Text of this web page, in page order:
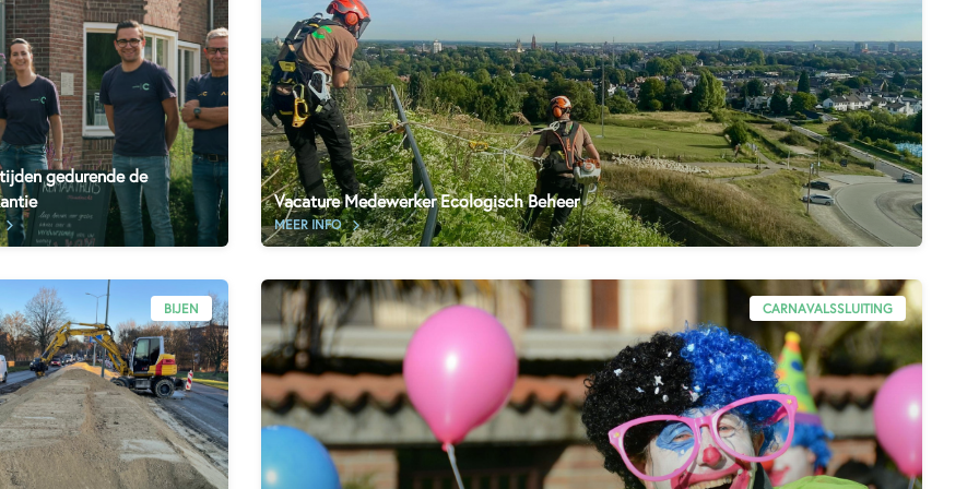
gedurende de
Vacature Medewerker Ecologisch Beheer
MEER INFO
BIJEN CARNAVALSSLUITING